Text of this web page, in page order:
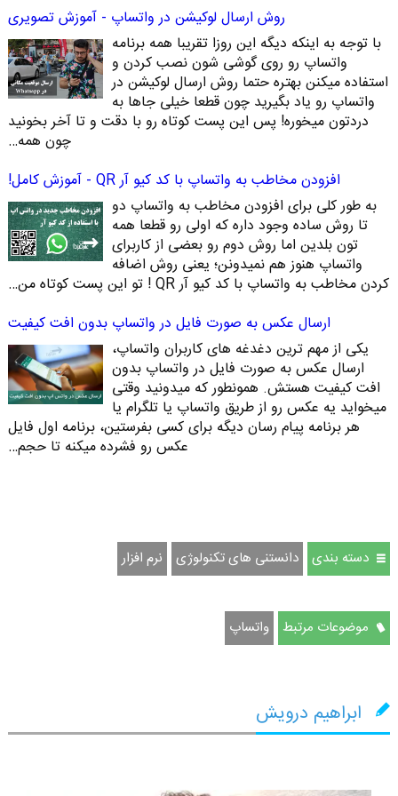
روش ارسال لوکیشن در واتساپ - آموزش تصویری
با توجه به اینکه دیگه این روزا تقریبا همه برنامه
واتساپ رو روی گوشی شون نصب کردن و
استفاده میکنن بهتره حتما روش ارسال لوکیشن در
واتساپ رو یاد بگیرید چون قطعا خیلی جاها به
دردتون میخوره! پس این پست کوتاه رو با دقت و تا آخر بخونید
چون همه…
افزودن مخاطب به واتساپ با کد کیو آر QR - آموزش کامل!
به طور کلی برای افزودن مخاطب به واتساپ دو
تا روش ساده وجود داره که اولی رو قطعا همه
تون بلدین اما روش دوم رو بعضی از کاربرای
واتساپ هنوز هم نمیدونن؛ یعنی روش اضافه
کردن مخاطب به واتساپ با کد کیو آر QR ! تو این پست کوتاه من…
ارسال عکس به صورت فایل در واتساپ بدون افت کیفیت
یکی از مهم ترین دغدغه های کاربران واتساپ،
ارسال عکس به صورت فایل در واتساپ بدون
افت کیفیت هستش. همونطور که میدونید وقتی
میخواید یه عکس رو از طریق واتساپ یا تلگرام یا
هر برنامه پیام رسان دیگه برای کسی بفرستین، برنامه اول فایل
عکس رو فشرده میکنه تا حجم…
دسته بندی دانستنی های تکنولوژی نرم افزار
موضوعات مرتبط واتساپ
ابراهیم درویش